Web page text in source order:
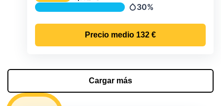
Precipitación
30%
Precio medio 132 €
Cargar más